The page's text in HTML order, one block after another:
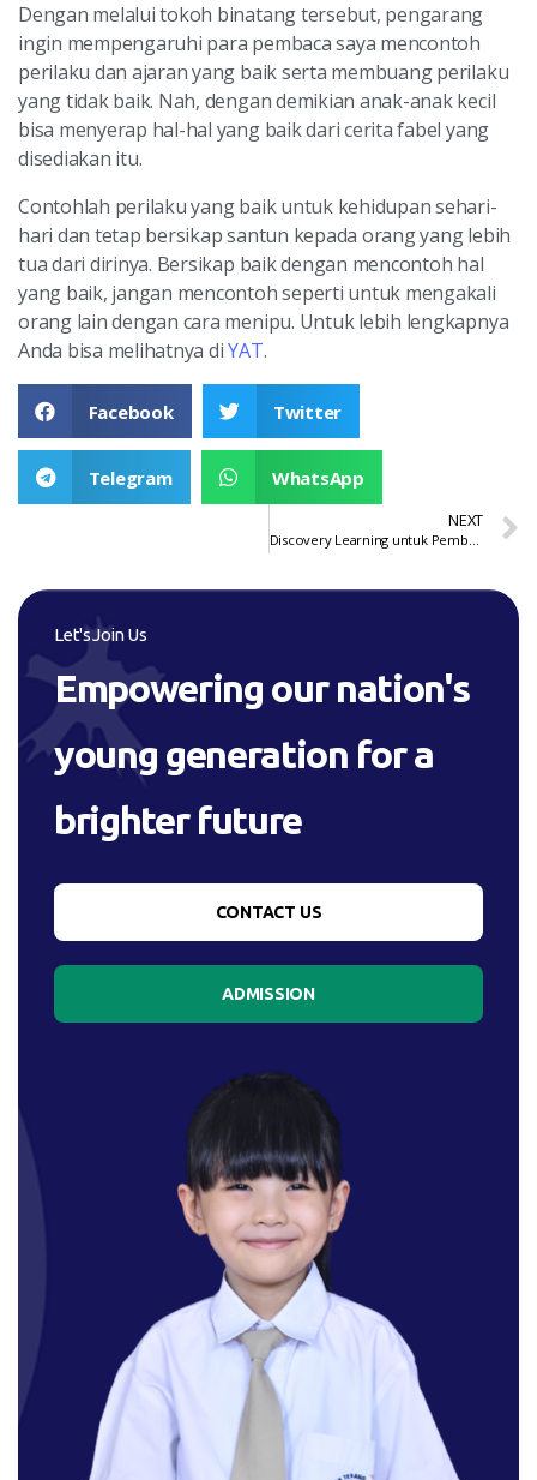
Dengan melalui tokoh binatang tersebut, pengarang
ingin mempengaruhi para pembaca saya mencontoh
perilaku dan ajaran yang baik serta membuang perilaku
yang tidak baik. Nah, dengan demikian anak-anak kecil
bisa menyerap hal-hal yang baik dari cerita fabel yang
disediakan itu.
Contohlah perilaku yang baik untuk kehidupan sehari-
hari dan tetap bersikap santun kepada orang yang lebih
tua dari dirinya. Bersikap baik dengan mencontoh hal
yang baik, jangan mencontoh seperti untuk mengakali
orang lain dengan cara menipu. Untuk lebih lengkapnya
Anda bisa melihatnya diYAT.
Facebook Twitter
Telegram WhatsApp
NEXT
Discovery Learning untuk Pembelajaran yang Bermakna
Let's Join Us
Empowering our nation's
young generation for a
brighter future
CONTACT US
ADMISSION